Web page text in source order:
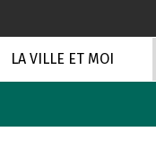
LA VILLE ET MOI